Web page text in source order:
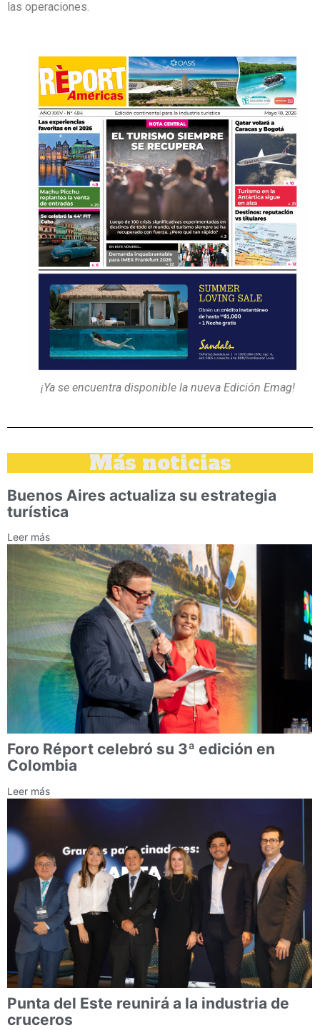
las operaciones.
¡Ya se encuentra disponible la nueva Edición Emag!
Más noticias
Buenos Aires actualiza su estrategia
turística
Leer más
Foro Réport celebró su 3ª edición en
Colombia
Leer más
Punta del Este reunirá a la industria de
cruceros